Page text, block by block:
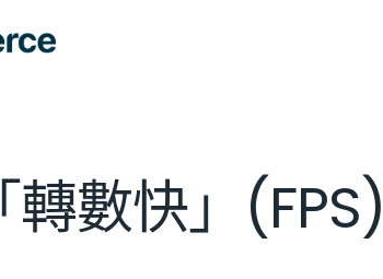
「轉數快」